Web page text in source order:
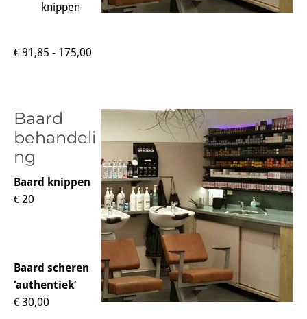
knippen
€ 91,85 - 175,00
Baard
behandeli
ng
Baard knippen
€ 20
Baard scheren
‘authentiek’
€ 30,00